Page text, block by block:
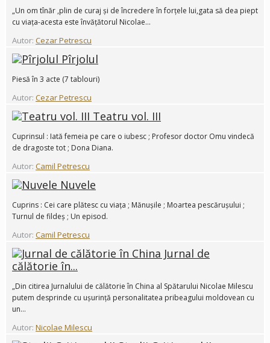
„Un om tînăr ,plin de curaj și de încredere în forțele lui,gata să dea piept
cu viața-acesta este învățătorul Nicolae...
Autor: Cezar Petrescu
Pîrjolul
Piesă în 3 acte (7 tablouri)
Autor: Cezar Petrescu
Teatru vol. III
Cuprinsul : Iată femeia pe care o iubesc ; Profesor doctor Omu vindecă
de dragoste tot ; Dona Diana.
Autor: Camil Petrescu
Nuvele
Cuprins : Cei care plătesc cu viața ; Mănușile ; Moartea pescărușului ;
Turnul de fildeș ; Un episod.
Autor: Camil Petrescu
Jurnal de
călătorie în...
„Din citirea Jurnalului de călătorie în China al Spătarului Nicolae Milescu
putem desprinde cu ușurință personalitatea pribeagului moldovean cu
un...
Autor: Nicolae Milescu